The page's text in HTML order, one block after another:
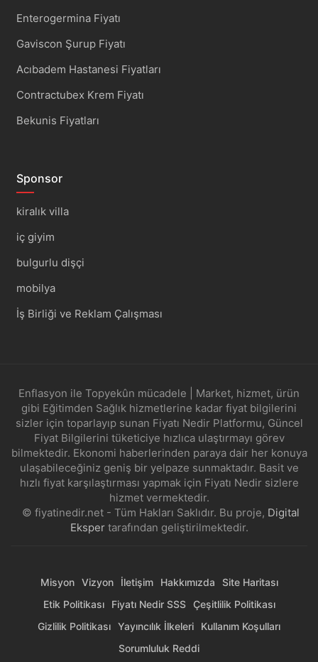
Enterogermina Fiyatı
Gaviscon Şurup Fiyatı
Acıbadem Hastanesi Fiyatları
Contractubex Krem Fiyatı
Bekunis Fiyatları
Sponsor
kiralık villa
iç giyim
bulgurlu dişçi
mobilya
İş Birliği ve Reklam Çalışması
Enflasyon ile Topyekûn mücadele | Market, hizmet, ürün
gibi Eğitimden Sağlık hizmetlerine kadar fiyat bilgilerini
sizler için toparlayıp sunan Fiyatı Nedir Platformu, Güncel
Fiyat Bilgilerini tüketiciye hızlıca ulaştırmayı görev
bilmektedir. Ekonomi haberlerinden paraya dair her konuya
ulaşabileceğiniz geniş bir yelpaze sunmaktadır. Basit ve
hızlı fiyat karşılaştırması yapmak için Fiyatı Nedir sizlere
hizmet vermektedir.
© fiyatinedir.net - Tüm Hakları Saklıdır. Bu proje, Digital
Ekspertarafından geliştirilmektedir.
Misyon Vizyon İletişim Hakkımızda
Site Haritası
Etik Politikası
Fiyatı Nedir SSS
Çeşitlilik Politikası
Gizlilik Politikası Yayıncılık İlkeleri
Kullanım Koşulları
Sorumluluk Reddi